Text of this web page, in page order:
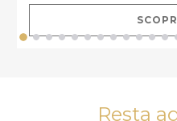
un’esperienza
Resta